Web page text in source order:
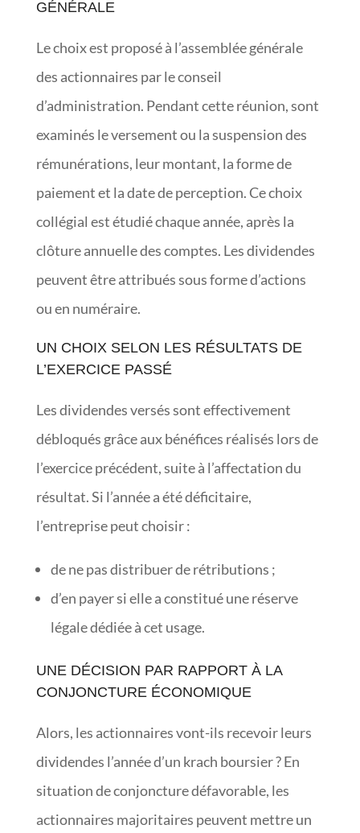
GÉNÉRALE
Le choix est proposé à l’assemblée générale
des actionnaires par le conseil
d’administration. Pendant cette réunion, sont
examinés le versement ou la suspension des
rémunérations, leur montant, la forme de
paiement et la date de perception. Ce choix
collégial est étudié chaque année, après la
clôture annuelle des comptes. Les dividendes
peuvent être attribués sous forme d’actions
ou en numéraire.
UN CHOIX SELON LES RÉSULTATS DE
L’EXERCICE PASSÉ
Les dividendes versés sont effectivement
débloqués grâce aux bénéfices réalisés lors de
l’exercice précédent, suite à l’affectation du
résultat. Si l’année a été déficitaire,
l’entreprise peut choisir :
de ne pas distribuer de rétributions ;
d’en payer si elle a constitué une réserve
légale dédiée à cet usage.
UNE DÉCISION PAR RAPPORT À LA
CONJONCTURE ÉCONOMIQUE
Alors, les actionnaires vont-ils recevoir leurs
dividendes l’année d’un krach boursier ? En
situation de conjoncture défavorable, les
actionnaires majoritaires peuvent mettre un